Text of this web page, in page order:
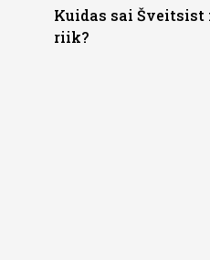
Kuidas sai Šveitsist
riik?